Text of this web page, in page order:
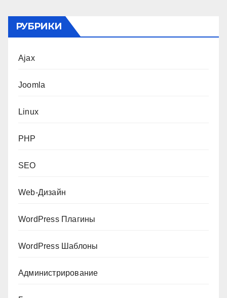
РУБРИКИ
Ajax
Joomla
Linux
PHP
SEO
Web-Дизайн
WordPress Плагины
WordPress Шаблоны
Администрирование